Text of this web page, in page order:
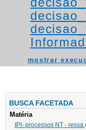
mostrar
BUSCA FACETADA
Matéria
IPI- processos NT - ressa